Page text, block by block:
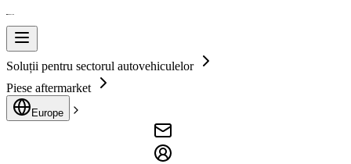
Soluții pentru sectorul autovehiculelor
Piese aftermarket
Europe